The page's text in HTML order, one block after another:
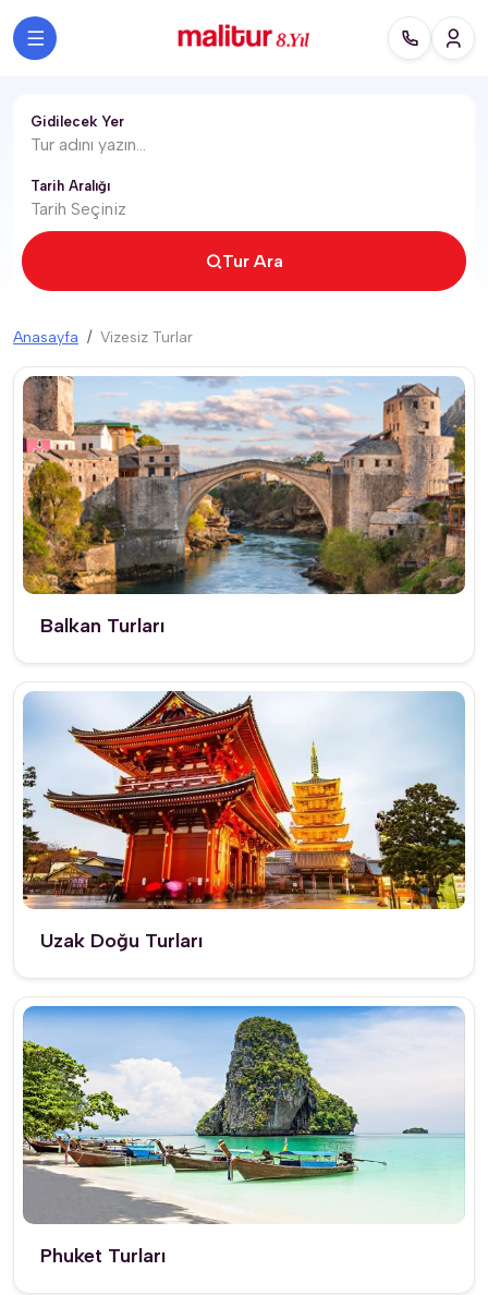
Gidilecek Yer
Tarih Aralığı
Tur Ara
Anasayfa Vizesiz Turlar
Balkan Turları
Uzak Doğu Turları
Phuket Turları